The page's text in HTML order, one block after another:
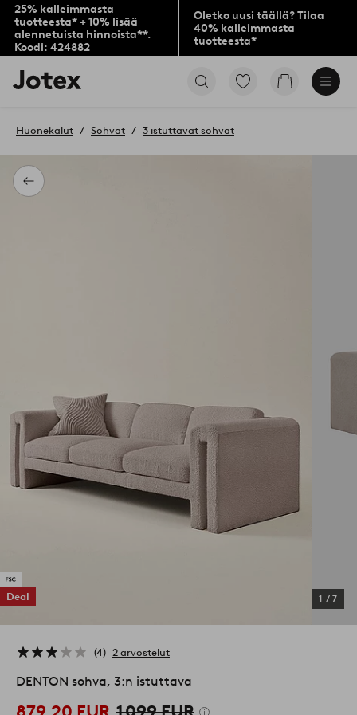
25% kalleimmasta
tuotteesta* + 10% lisää
alennetuista hinnoista**.
Koodi: 424882
Oletko uusi täällä? Tilaa
40% kalleimmasta
tuotteesta*
Jotex-
logo
aloitussivulle
Siirry
Siirry
Takaisin
Huonekalut Sohvat 3 istuttavat sohvat
Deal 1 / 7
4 2 arvostelut
DENTON sohva, 3:n istuttava